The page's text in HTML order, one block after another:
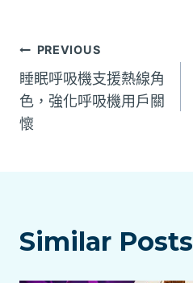
文
章
導
PREVIOUS
睡眠呼吸機支援熱線角
色，強化呼吸機用戶關
懷
Similar Posts